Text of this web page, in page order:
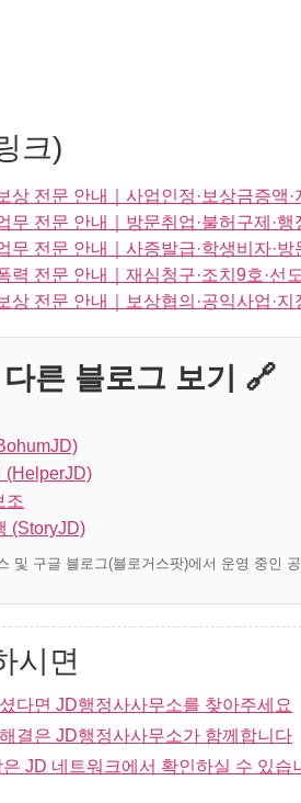
크)
상 전문 안내｜사업인정·보상금증액
무 전문 안내｜방문취업·불허구제·
무 전문 안내｜사증발급·학생비자·
력 전문 안내｜재심청구·조치9호·선
상 전문 안내｜보상협의·공익사업·
른 블로그 보기 🔗
(HelperJD)
조
(StoryJD)
및 구글 블로그(블로거스팟)에서 운영 중인
시면
다면 JD행정사사무소를 찾아주세요
결은 JD행정사사무소가 함께합니다
은 JD 네트워크에서 확인하실 수 있습